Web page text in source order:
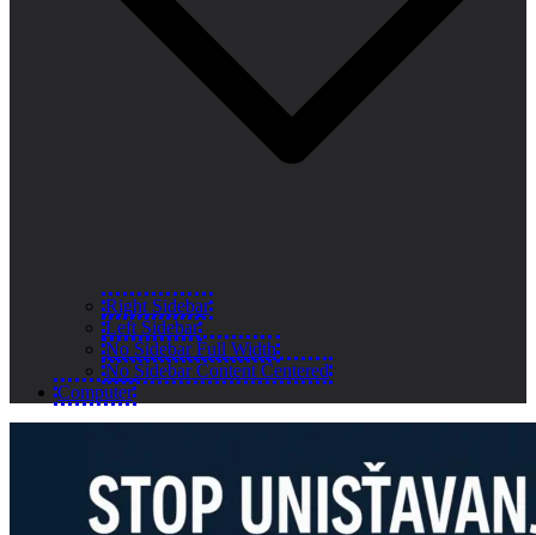
Right Sidebar
Left Sidebar
No Sidebar Full Width
No Sidebar Content Centered
Computer